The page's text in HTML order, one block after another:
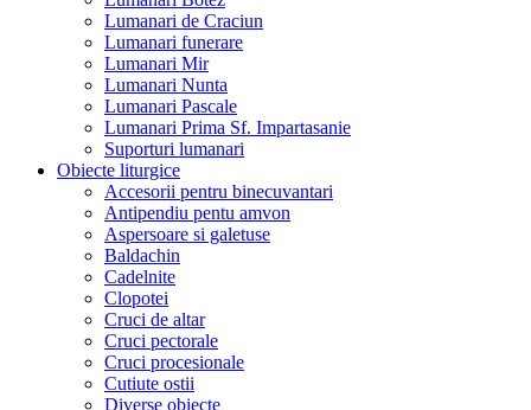
Lumanari de Craciun
Lumanari funerare
Lumanari Mir
Lumanari Nunta
Lumanari Pascale
Lumanari Prima Sf. Impartasanie
Suporturi lumanari
Obiecte liturgice
Accesorii pentru binecuvantari
Antipendiu pentu amvon
Aspersoare si galetuse
Baldachin
Cadelnite
Clopotei
Cruci de altar
Cruci pectorale
Cruci procesionale
Cutiute ostii
Diverse obiecte